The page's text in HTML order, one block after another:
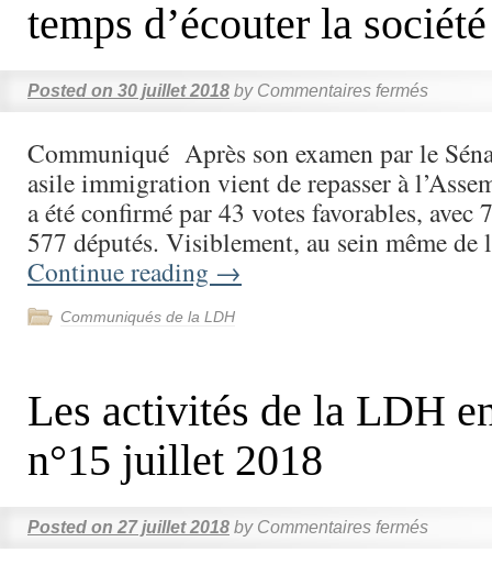
temps d’écouter la
Posted on 30 juillet 2018 by Commentaires fermés
Communiqué Après son examen par le
asile immigration vient de repasser à
a été confirmé par 43 votes favorables, avec
577 députés. Visiblement, au sein même
Continue reading →
Communiqués de la LDH
Les activités de la LDH
n°15 juillet 2018
Posted on 27 juillet 2018 by Commentaires fermés